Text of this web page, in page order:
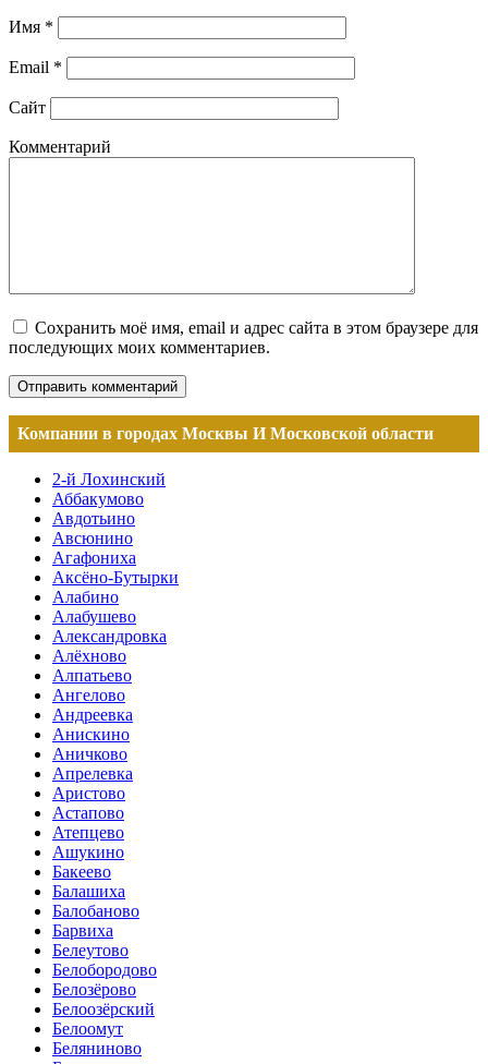
Имя *
Email *
Сайт
Комментарий
Сохранить моё имя, email и адрес сайта в этом браузере для
последующих моих комментариев.
Компании в городах Москвы И Московской области
2-й Лохинский
Аббакумово
Авдотьино
Авсюнино
Агафониха
Аксёно-Бутырки
Алабино
Алабушево
Александровка
Алёхново
Алпатьево
Ангелово
Андреевка
Анискино
Аничково
Апрелевка
Аристово
Астапово
Атепцево
Ашукино
Бакеево
Балашиха
Балобаново
Барвиха
Белеутово
Белобородово
Белозёрово
Белоозёрский
Белоомут
Беляниново